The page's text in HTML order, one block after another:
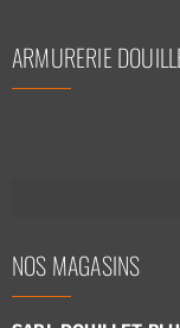
ARMURERIE
NOS MAGASINS